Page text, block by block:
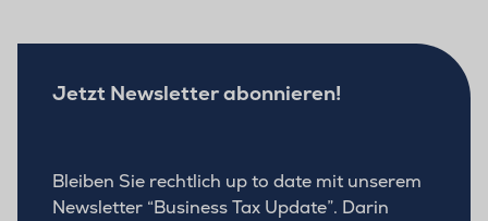
Jetzt Newsletter abonnieren!
Bleiben Sie rechtlich up to date mit unserem
Newsletter “Business Tax Update”. Darin